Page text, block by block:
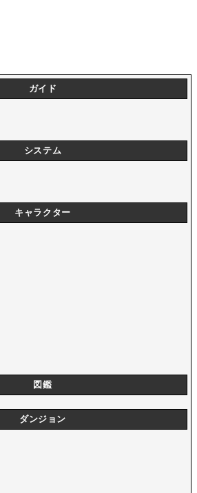
ガイド
システム
キャラクター
図鑑
ダンジョン